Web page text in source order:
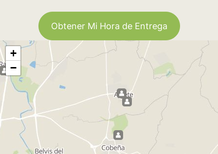
Obtener Mi Hora de Entrega
+
−